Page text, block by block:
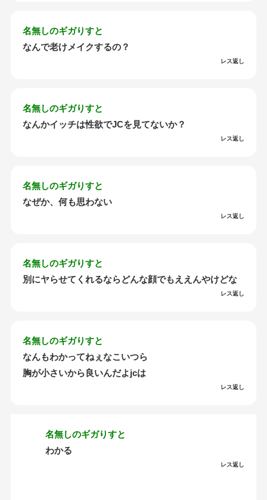
名無しのギガりすと
なんで老けメイクするの？
レス返し
名無しのギガりすと
なんかイッチは性欲でJCを見てないか？
レス返し
名無しのギガりすと
なぜか、何も思わない
レス返し
名無しのギガりすと
別にヤらせてくれるならどんな顔でもええんやけどな
レス返し
名無しのギガりすと
なんもわかってねぇなこいつら
胸が小さいから良いんだよjcは
レス返し
名無しのギガりすと
わかる
レス返し